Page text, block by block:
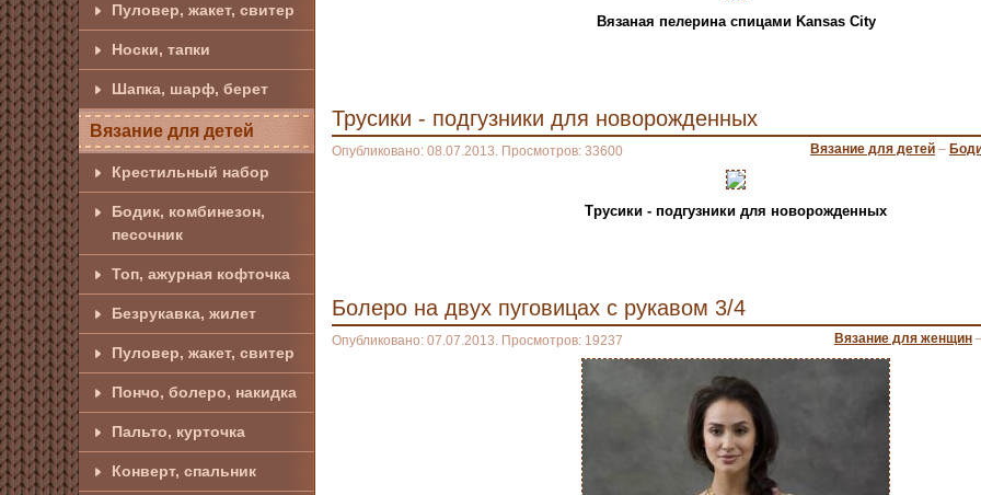
Пуловер, жакет, свитер
Носки, тапки
Шапка, шарф, берет
Вязание для детей
Крестильный набор
Бодик, комбинезон,
песочник
Топ, ажурная кофточка
Безрукавка, жилет
Пуловер, жакет, свитер
Пончо, болеро, накидка
Пальто, курточка
Конверт, спальник
Вязаная пелерина спицами Kansas City
Трусики - подгузники для новорожденных
Опубликовано: 08.07.2013. Просмотров: 33600 Вязание для детей –
Трусики - подгузники для новорожденных
Болеро на двух пуговицах с рукавом 3/4
Опубликовано: 07.07.2013. Просмотров: 19237 Вязание для женщин